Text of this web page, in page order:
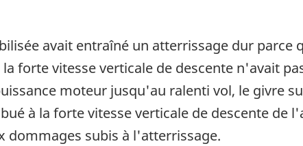
avait entraîné un atterrissage dur parce
forte vitesse verticale de descente n'avait
moteur jusqu'au ralenti vol, le givre
à la forte vitesse verticale de descente de
dommages subis à l'atterrissage.